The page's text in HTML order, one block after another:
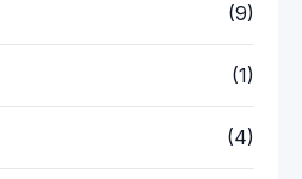
(9)
(1)
(4)